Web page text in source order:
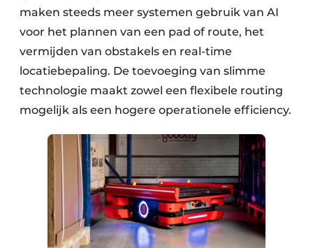
maken steeds meer systemen gebruik van AI
voor het plannen van een pad of route, het
vermijden van obstakels en real-time
locatiebepaling. De toevoeging van slimme
technologie maakt zowel een flexibele routing
mogelijk als een hogere operationele efficiency.